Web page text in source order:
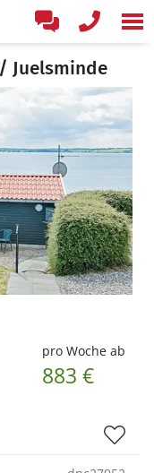
Juelsminde
pro Woche ab
883 €